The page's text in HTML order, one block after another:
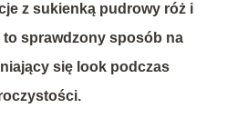
z sukienką pudrowy róż i
to sprawdzony sposób na
się look podczas